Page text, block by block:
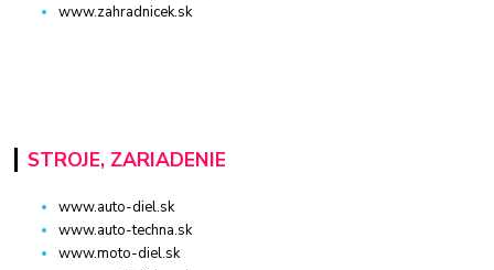
www.zahradnicek.sk
STROJE, ZARIADENIE
www.auto-diel.sk
www.auto-techna.sk
www.moto-diel.sk